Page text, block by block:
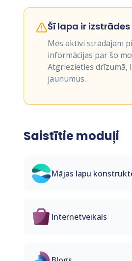
Šī lapa ir
Mēs aktīvi strādājam
informācijas par šo
Atgriezieties drīzumā,
jaunumus.
Saistītie moduļi
Mājas lapu
Internetveikals